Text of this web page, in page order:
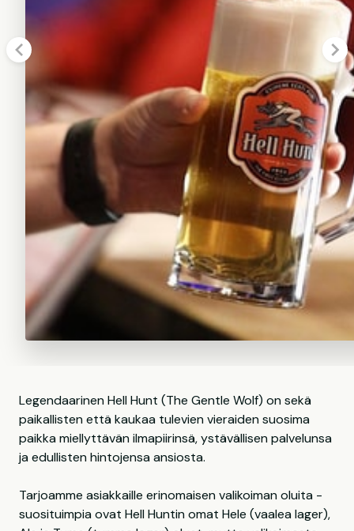
Legendaarinen Hell Hunt (The Gentle Wolf) on sekä
paikallisten että kaukaa tulevien vieraiden suosima
paikka miellyttävän ilmapiirinsä, ystävällisen palvelunsa
ja edullisten hintojensa ansiosta.
Tarjoamme asiakkaille erinomaisen valikoiman oluita -
suosituimpia ovat Hell Huntin omat Hele (vaalea lager),